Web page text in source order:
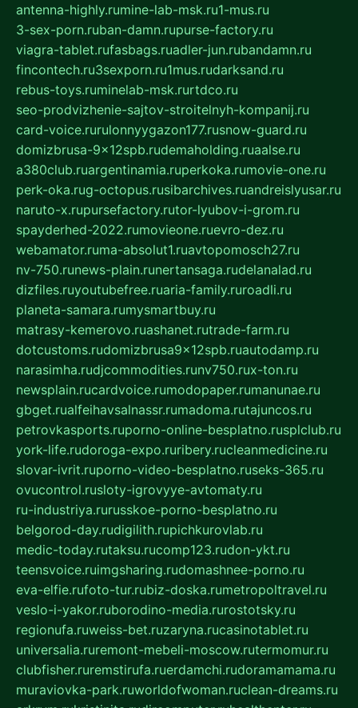
antenna-highly.rumine-lab-msk.ru1-mus.ru
3-sex-porn.ruban-damn.rupurse-factory.ru
viagra-tablet.rufasbags.ruadler-jun.rubandamn.ru
fincontech.ru3sexporn.ru1mus.rudarksand.ru
rebus-toys.ruminelab-msk.rurtdco.ru
seo-prodvizhenie-sajtov-stroitelnyh-kompanij.ru
card-voice.rurulonnyygazon177.rusnow-guard.ru
domizbrusa-9x12spb.rudemaholding.ruaalse.ru
a380club.ruargentinamia.ruperkoka.rumovie-one.ru
perk-oka.rug-octopus.rusibarchives.ruandreislyusar.ru
naruto-x.rupursefactory.rutor-lyubov-i-grom.ru
spayderhed-2022.rumovieone.ruevro-dez.ru
webamator.ruma-absolut1.ruavtopomosch27.ru
nv-750.runews-plain.runertansaga.rudelanalad.ru
dizfiles.ruyoutubefree.ruaria-family.ruroadli.ru
planeta-samara.rumysmartbuy.ru
matrasy-kemerovo.ruashanet.rutrade-farm.ru
dotcustoms.rudomizbrusa9x12spb.ruautodamp.ru
narasimha.rudjcommodities.runv750.rux-ton.ru
newsplain.rucardvoice.rumodopaper.rumanunae.ru
gbget.rualfeihavsalnassr.rumadoma.rutajuncos.ru
petrovkasports.ruporno-online-besplatno.rusplclub.ru
york-life.rudoroga-expo.ruribery.rucleanmedicine.ru
slovar-ivrit.ruporno-video-besplatno.ruseks-365.ru
ovucontrol.rusloty-igrovyye-avtomaty.ru
ru-industriya.rurusskoe-porno-besplatno.ru
belgorod-day.rudigilith.rupichkurovlab.ru
medic-today.rutaksu.rucomp123.rudon-ykt.ru
teensvoice.ruimgsharing.rudomashnee-porno.ru
eva-elfie.rufoto-tur.rubiz-doska.rumetropoltravel.ru
veslo-i-yakor.ruborodino-media.rurostotsky.ru
regionufa.ruweiss-bet.ruzaryna.rucasinotablet.ru
universalia.ruremont-mebeli-moscow.rutermomur.ru
clubfisher.ruremstirufa.ruerdamchi.rudoramamama.ru
muraviovka-park.ruworldofwoman.ruclean-dreams.ru